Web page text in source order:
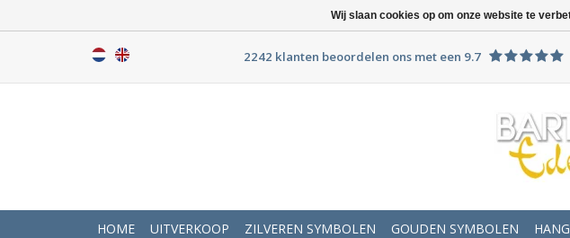
2242 klanten beoordelen ons met een 9.7
HOME UITVERKOOP ZILVEREN SYMBOLEN GOUDEN SYMBOLEN
Wij slaan cookies op om onze website te